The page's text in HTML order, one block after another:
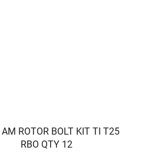
ROTOR BOLT KIT TI T25
RBO QTY 12